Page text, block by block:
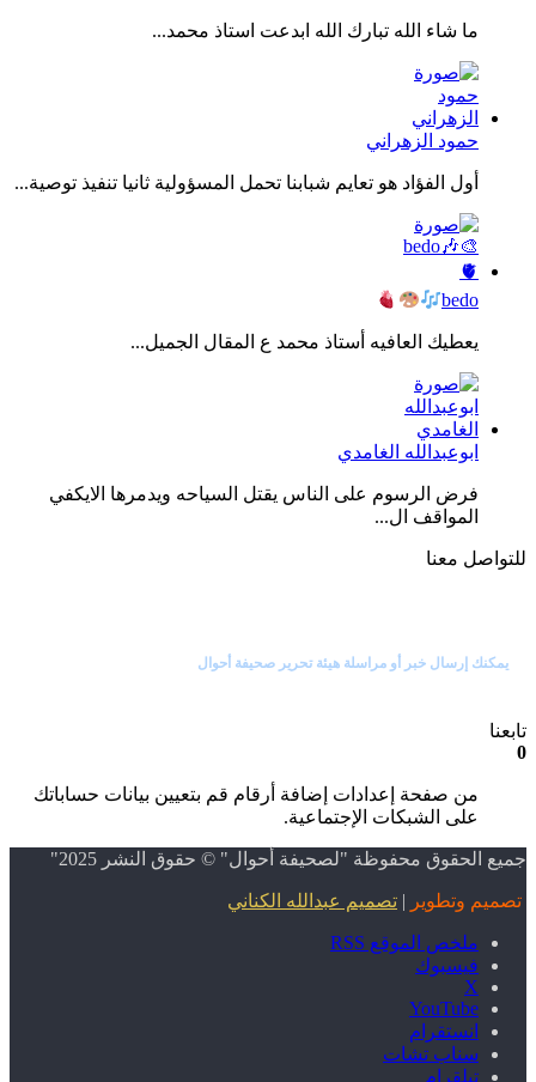
ما شاء الله تبارك الله ابدعت استاذ محمد...
حمود الزهراني
أول الفؤاد هو تعايم شبابنا تحمل المسؤولية ثانيا تنفيذ توصية...
bedo
يعطيك العافيه أستاذ محمد ع المقال الجميل...
ابوعبدالله الغامدي
فرض الرسوم على الناس يقتل السياحه ويدمرها الايكفي
المواقف ال...
للتواصل معنا
يمكنك إرسال خبر أو مراسلة هيئة تحرير صحيفة أحوال
تابعنا
0
من صفحة إعدادات إضافة أرقام قم بتعيين بيانات حساباتك
على الشبكات الإجتماعية.
جميع الحقوق محفوظة "لصحيفة أحوال" © حقوق النشر 2025"
تصميم وتطوير | تصميم عبدالله الكناني
ملخص الموقع RSS
فيسبوك
‫X
‫YouTube
انستقرام
سناب تشات
تيلقرام